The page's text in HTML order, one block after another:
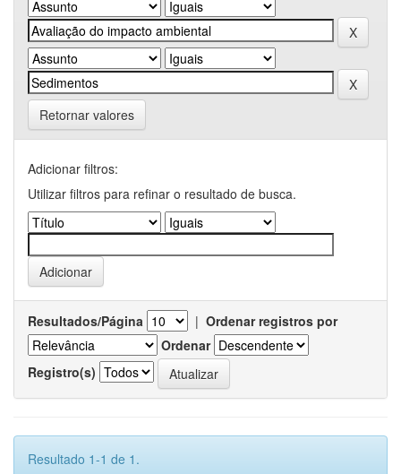
Retornar valores
Adicionar filtros:
Utilizar filtros para refinar o resultado de busca.
Resultados/Página | Ordenar registros por
Ordenar
Registro(s)
Resultado 1-1 de 1.